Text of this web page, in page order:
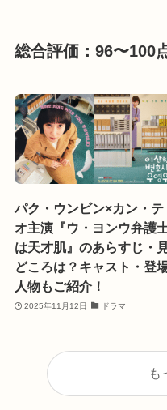
総合評価：96〜100
パク・ウンビン×カン・テ
オ主演『ウ・ヨンウ弁護
は天才肌』のあらすじ・
どころは？キャスト・登
人物もご紹介！
2025年11月12日 ドラマ
も